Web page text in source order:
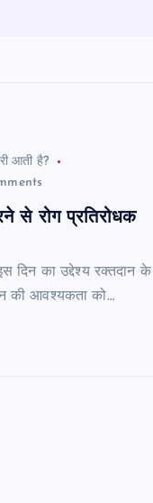
आती है?
से रोग प्रतिरोधक
दिन का उद्देश्य रक्तदान के
की आवश्यकता को…